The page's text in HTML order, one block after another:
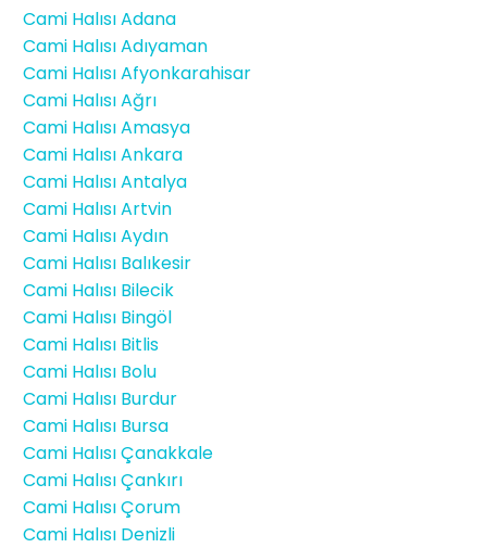
Cami Halısı Adana
Cami Halısı Adıyaman
Cami Halısı Afyonkarahisar
Cami Halısı Ağrı
Cami Halısı Amasya
Cami Halısı Ankara
Cami Halısı Antalya
Cami Halısı Artvin
Cami Halısı Aydın
Cami Halısı Balıkesir
Cami Halısı Bilecik
Cami Halısı Bingöl
Cami Halısı Bitlis
Cami Halısı Bolu
Cami Halısı Burdur
Cami Halısı Bursa
Cami Halısı Çanakkale
Cami Halısı Çankırı
Cami Halısı Çorum
Cami Halısı Denizli